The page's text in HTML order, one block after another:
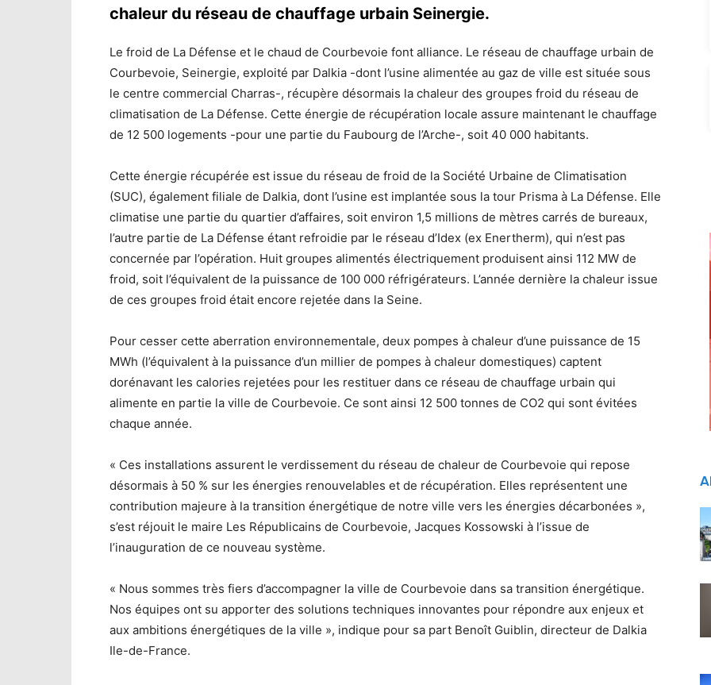
chaleur du réseau de chauffage urbain Seinergie.
Le froid de La Défense et le chaud de Courbevoie font alliance. Le réseau de chauffage urbain de
Courbevoie, Seinergie, exploité par Dalkia -dont l’usine alimentée au gaz de ville est située sous
le centre commercial Charras-, récupère désormais la chaleur des groupes froid du réseau de
climatisation de La Défense. Cette énergie de récupération locale assure maintenant le chauffage
de 12 500 logements -pour une partie du Faubourg de l’Arche-, soit 40 000 habitants.
Cette énergie récupérée est issue du réseau de froid de la Société Urbaine de Climatisation
(SUC), également filiale de Dalkia, dont l’usine est implantée sous la tour Prisma à La Défense. Elle
climatise une partie du quartier d’affaires, soit environ 1,5 millions de mètres carrés de bureaux,
l’autre partie de La Défense étant refroidie par le réseau d’Idex (ex Enertherm), qui n’est pas
concernée par l’opération. Huit groupes alimentés électriquement produisent ainsi 112 MW de
froid, soit l’équivalent de la puissance de 100 000 réfrigérateurs. L’année dernière la chaleur issue
de ces groupes froid était encore rejetée dans la Seine.
Pour cesser cette aberration environnementale, deux pompes à chaleur d’une puissance de 15
MWh (l’équivalent à la puissance d’un millier de pompes à chaleur domestiques) captent
dorénavant les calories rejetées pour les restituer dans ce réseau de chauffage urbain qui
alimente en partie la ville de Courbevoie. Ce sont ainsi 12 500 tonnes de CO2 qui sont évitées
chaque année.
« Ces installations assurent le verdissement du réseau de chaleur de Courbevoie qui repose
désormais à 50 % sur les énergies renouvelables et de récupération. Elles représentent une
contribution majeure à la transition énergétique de notre ville vers les énergies décarbonées »,
s’est réjouit le maire Les Républicains de Courbevoie, Jacques Kossowski à l’issue de
l’inauguration de ce nouveau système.
« Nous sommes très fiers d’accompagner la ville de Courbevoie dans sa transition énergétique.
Nos équipes ont su apporter des solutions techniques innovantes pour répondre aux enjeux et
aux ambitions énergétiques de la ville », indique pour sa part Benoît Guiblin, directeur de Dalkia
Ile-de-France.